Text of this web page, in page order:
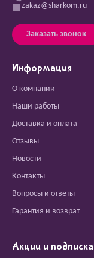
zakaz@sharkom.ru
Заказать звонок
Информация
О компании
Наши работы
Доставка и оплата
Отзывы
Новости
Контакты
Вопросы и ответы
Гарантия и возврат
Акции и подписка